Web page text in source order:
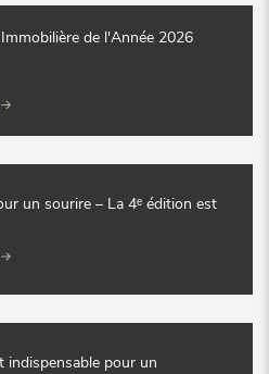
de l'Année 2026
un sourire – La 4ᵉ édition est
indispensable pour un